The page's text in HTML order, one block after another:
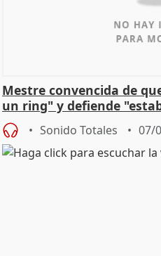
Mestre convencida de
un ring" y defiende
Vox
Sonido Totales 07/